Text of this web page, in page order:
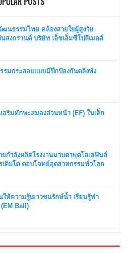
นธรรมไทย คล้องสายใยผู้สูงวัย
นสงกรานต์ บริษัท เอ็ชเอ็มซีโปลีเมอส์
รมกระสอบแบบมีปีกป้องกันตลิ่งพัง
สริมทักษะสมองส่วนหน้า (EF) ในเด็ก
ยกำลังผลิตโรงงานมาบตาพุดโอเลฟินส์
เติบโต ตอบโจทย์อุตสาหกรรมทั่วโลก
ให้ความรู้เยาวชนรักษ์น้ำ เรียนรู้ทำ
Ball)